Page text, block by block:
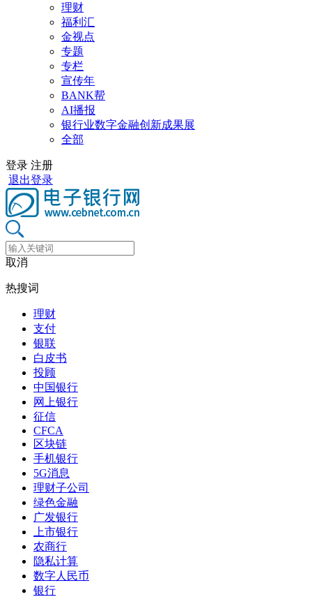
理财
福利汇
金视点
专题
专栏
宣传年
BANK帮
AI播报
银行业数字金融创新成果展
全部
登录 注册
退出登录
取消
热搜词
理财
支付
银联
白皮书
投顾
中国银行
网上银行
征信
CFCA
区块链
手机银行
5G消息
理财子公司
绿色金融
广发银行
上市银行
农商行
隐私计算
数字人民币
银行